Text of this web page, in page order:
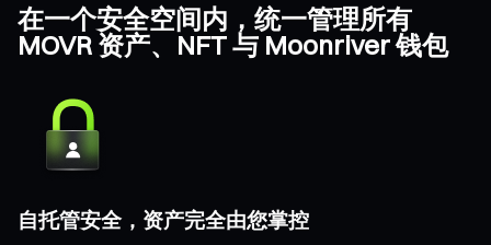
在一个安全空间内，统一管理所有
MOVR 资产、NFT 与 Moonriver 钱包
自托管安全，资产完全由您掌控